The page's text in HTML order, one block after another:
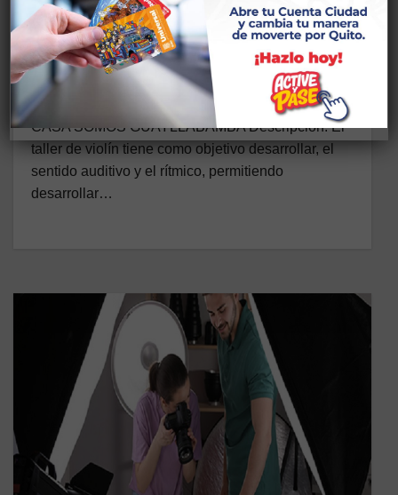
CS DESARROLLO ARTÍSTICO TALLERES GUAYLLABAMBA
RITMOS DE VIOLÍN /
DESARROLLO ARTÍSTICO
29 DE JULIO DE 2025
CASA SOMOS GUAYLLABAMBA Descripción: El
taller de violín tiene como objetivo desarrollar, el
sentido auditivo y el rítmico, permitiendo
desarrollar…